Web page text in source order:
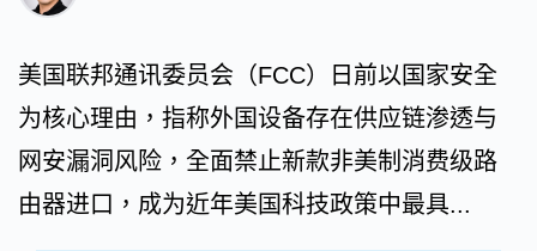
美国联邦通讯委员会（FCC）日前以国家安全
为核心理由，指称外国设备存在供应链渗透与
网安漏洞风险，全面禁止新款非美制消费级路
由器进口，成为近年美国科技政策中最具...